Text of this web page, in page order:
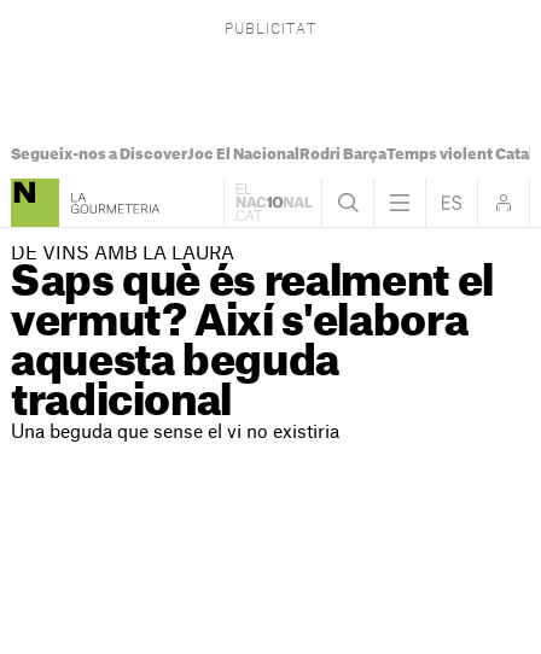
Segueix-nos a DiscoverJoc El Nacional Rodri BarçaTemps violent
DE VINS AMB LA LAURA
Saps què és realment el
vermut? Així s'elabora
aquesta beguda
tradicional
Una beguda que sense el vi no existiria